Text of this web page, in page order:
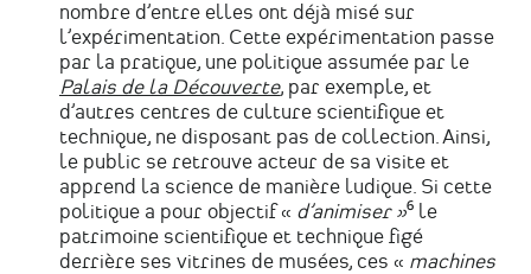
nombre d’entre elles ont déjà misé sur
l’expérimentation. Cette expérimentation passe
par la pratique, une politique assumée par le
Palais de la Découverte, par exemple, et
d’autres centres de culture scientifique et
technique, ne disposant pas de collection. Ainsi,
le public se retrouve acteur de sa visite et
apprend la science de manière ludique. Si cette
politique a pour objectif « d’animiser »⁶ le
patrimoine scientifique et technique figé
derrière ses vitrines de musées, ces « machines